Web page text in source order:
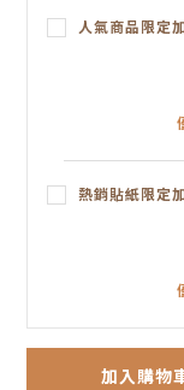
人氣商品限定
熱銷貼紙限定
加入購物